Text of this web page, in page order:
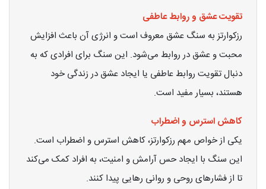
تقویت عشق و روابط عاطفی
رزکوارتز به سنگ عشق معروف است و انرژی آن باعث افزایش
محبت و عشق در روابط می‌شود. این سنگ برای افرادی که به
دنبال تقویت روابط عاطفی یا ایجاد عشق در زندگی خود
هستند، بسیار مفید است.
کاهش استرس و اضطراب
یکی از خواص مهم رزکوارتز، کاهش استرس و اضطراب است.
این سنگ با ایجاد حس آرامش و امنیت، به افراد کمک می‌کند
تا از فشارهای روحی و روانی رهایی پیدا کنند.